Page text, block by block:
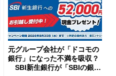
元グループ会社が「ドコモの
銀行」になった不満を吸収？
SBI新生銀行が「SBIの銀